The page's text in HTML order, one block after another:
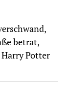
betrat,
Potter